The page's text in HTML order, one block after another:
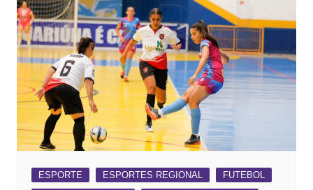
ESPORTE ESPORTES REGIONAL
FUTEBOL